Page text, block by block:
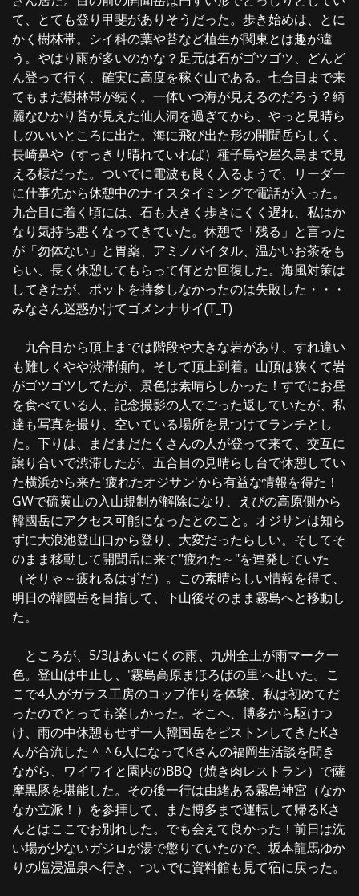
て、とても登り甲斐がありそうだった。歩き始めは、とに
かく樹林帯。シイ科の葉や苔など植生が関東とは趣が違
う。やはり雨が多いのかな？足元は石がゴツゴツ、どんど
ん登って行く、確実に高度を稼ぐ山である。七合目まで来
てもまだ樹林帯が続く。一体いつ海が見えるのだろう？綺
麗なひかり苔が見えた仙人洞を過ぎてから、やっと見晴ら
しのいいところに出た。海に飛び出た形の開聞岳らしく、
長崎鼻や（すっきり晴れていれば）種子島や屋久島まで見
える様だった。ついでに電波も良く入るようで、リーダー
に仕事先から休憩中のナイスタイミングで電話が入った。
九合目に着く頃には、石も大きく歩きにくく遅れ、私はか
なり気持ち悪くなってきていた。休憩で「残る」と言った
が「勿体ない」と胃薬、アミノバイタル、温かいお茶をも
らい、長く休憩してもらって何とか回復した。海風対策は
してきたが、ポットを持参しなかったのは失敗した・・・
みなさん迷惑かけてゴメンナサイ(T_T)
九合目から頂上までは階段や大きな岩があり、すれ違い
も難しくやや渋滞傾向。そして頂上到着。山頂は狭くて岩
がゴツゴツしてたが、景色は素晴らしかった！すでにお昼
を食べている人、記念撮影の人でごった返していたが、私
達も写真を撮り、空いている場所を見つけてランチとし
た。下りは、まだまだたくさんの人が登って来て、交互に
譲り合いで渋滞したが、五合目の見晴らし台で休憩してい
た横浜から来た'疲れたオジサン'から有益な情報を得た！
GWで硫黄山の入山規制が解除になり、えびの高原側から
韓國岳にアクセス可能になったとのこと。オジサンは知ら
ずに大浪池登山口から登り、大変だったらしい。そしてそ
のまま移動して開聞岳に来て"疲れた～"を連発していた
（そりゃ～疲れるはずだ）。この素晴らしい情報を得て、
明日の韓國岳を目指して、下山後そのまま霧島へと移動し
た。
ところが、5/3はあいにくの雨、九州全土が雨マーク一
色。登山は中止し、'霧島高原まほろばの里'へ赴いた。こ
こで4人がガラス工房のコップ作りを体験、私は初めてだ
ったのでとっても楽しかった。そこへ、博多から駆けつ
け、雨の中休憩もせず一人韓国岳をピストンしてきたKさ
んが合流した＾＾6人になってKさんの福岡生活談を聞き
ながら、ワイワイと園内のBBQ（焼き肉レストラン）で薩
摩黒豚を堪能した。その後一行は由緒ある霧島神宮（なか
なか立派！）を参拝して、また博多まで運転して帰るKさ
んとはここでお別れした。でも会えて良かった！前日は洗
い場が少ないガジロが湯で懲りていたので、坂本龍馬ゆか
りの塩浸温泉へ行き、ついでに資料館も見て宿に戻った。